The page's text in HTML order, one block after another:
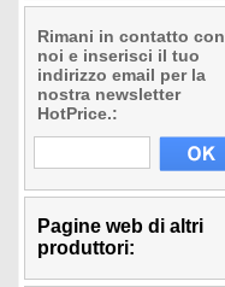
Rimani in contatto con
noi e inserisci il tuo
indirizzo email per la
nostra newsletter
HotPrice.:
Pagine web di altri
produttori: